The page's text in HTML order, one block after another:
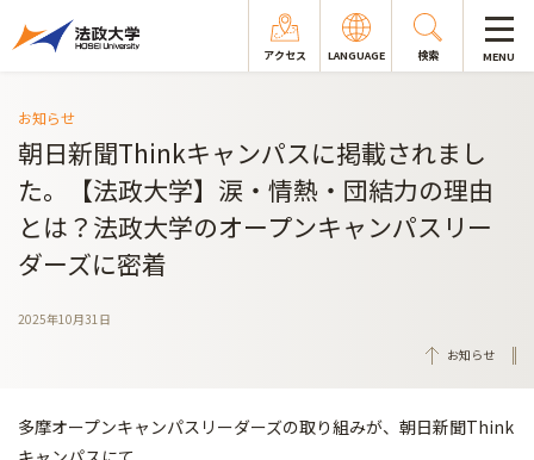
アクセス LANGUAGE 検索 MENU
お知らせ
朝日新聞Thinkキャンパスに掲載されまし
た。【法政大学】涙・情熱・団結力の理由
とは？法政大学のオープンキャンパスリー
ダーズに密着
2025年10月31日
お知らせ
多摩オープンキャンパスリーダーズの取り組みが、朝日新聞Think